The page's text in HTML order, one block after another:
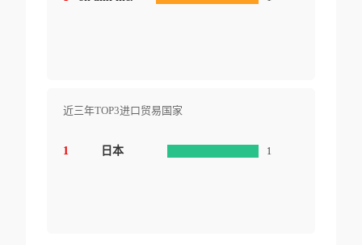
近三年TOP3进口贸易国家
1 日本 1